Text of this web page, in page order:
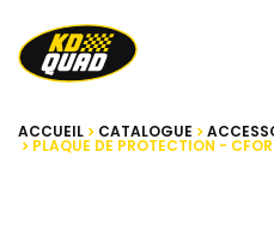
ACCUEIL CATALOGUE
PLAQUE DE PROTECTION -